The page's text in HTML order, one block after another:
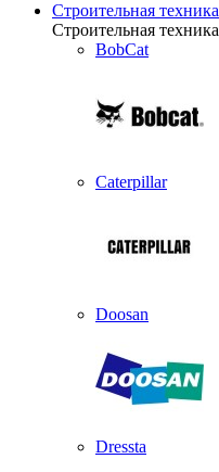
Строительная техника
Строительная техника
BobCat
Caterpillar
Doosan
Dressta